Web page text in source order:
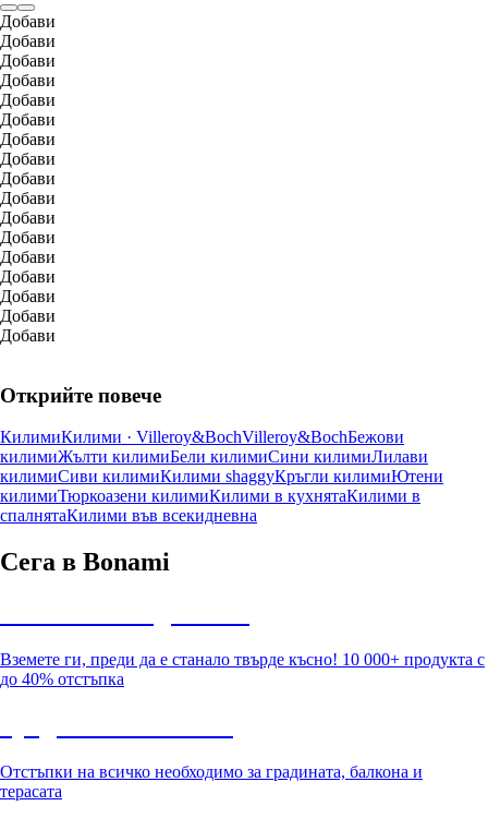
Добави
Добави
Добави
Добави
Добави
Добави
Добави
Добави
Добави
Добави
Добави
Добави
Добави
Добави
Добави
Добави
Добави
Открийте повече
КилимиКилими · Villeroy&BochVilleroy&BochБежови
килимиЖълти килимиБели килимиСини килимиЛилави
килимиСиви килимиКилими shaggyКръгли килимиЮтени
килимиТюркоазени килимиКилими в кухнятаКилими в
спалнятаКилими във всекидневна
Сега в Bonami
Вземете ги, преди да е станало твърде късно! 10 000+ продукта с
до 40% отстъпка
Отстъпки на всичко необходимо за градината, балкона и
терасата